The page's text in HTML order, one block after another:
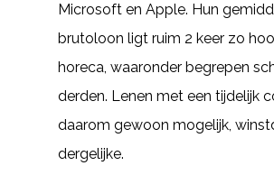
Microsoft en Apple. Hun
brutoloon ligt ruim 2 keer zo
horeca, waaronder begrepen
derden. Lenen met een tijdelijk
daarom gewoon mogelijk,
dergelijke.